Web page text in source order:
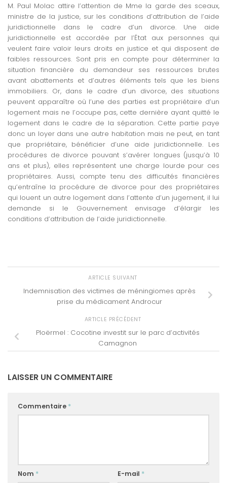
M. Paul Molac attire l’attention de Mme la garde des sceaux,
ministre de la justice, sur les conditions d’attribution de l’aide
juridictionnelle dans le cadre d’un divorce. Une aide
juridictionnelle est accordée par l’État aux personnes qui
veulent faire valoir leurs droits en justice et qui disposent de
faibles ressources. Sont pris en compte pour déterminer la
situation financière du demandeur ses ressources brutes
avant abattements et d’autres éléments tels que les biens
immobiliers. Or, dans le cadre d’un divorce, des situations
peuvent apparaître où l’une des parties est propriétaire d’un
logement mais ne l’occupe pas, cette dernière ayant quitté le
logement dans le cadre de la séparation. Cette partie paye
donc un loyer dans une autre habitation mais ne peut, en tant
que propriétaire, bénéficier d’une aide juridictionnelle. Les
procédures de divorce pouvant s’avérer longues (jusqu’à 10
ans et plus), elles représentent une charge lourde pour ces
propriétaires. Aussi, compte tenu des difficultés financières
qu’entraîne la procédure de divorce pour des propriétaires
qui louent un autre logement dans l’attente d’un jugement, il lui
demande si le Gouvernement envisage d’élargir les
conditions d’attribution de l’aide juridictionnelle.
ARTICLE SUIVANT
Indemnisation des victimes de méningiomes après
prise du médicament Androcur
ARTICLE PRÉCÉDENT
Ploërmel : Cocotine investit sur le parc d’activités
Camagnon
LAISSER UN COMMENTAIRE
Commentaire *
Nom * E-mail *